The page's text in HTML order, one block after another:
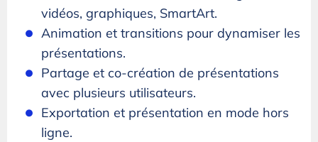
vidéos, graphiques, SmartArt.
Animation et transitions pour dynamiser les
présentations.
Partage et co-création de présentations
avec plusieurs utilisateurs.
Exportation et présentation en mode hors
ligne.